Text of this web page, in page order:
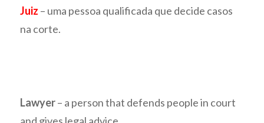
Juiz – uma pessoa qualificada que decide casos
na corte.
Lawyer– a person that defends people in court